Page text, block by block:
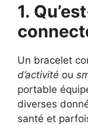
1.
Un bracelet
d’activité ou
portable
diverses
santé et